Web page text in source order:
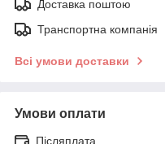
Доставка поштою
Транспортна компанія
Всі умови доставки
Умови оплати
Післяплата